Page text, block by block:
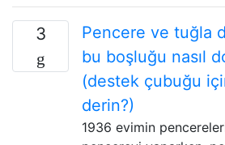
3
Pencere ve tuğla
bu boşluğu nasıl
(destek çubuğu
derin?)
1936 evimin